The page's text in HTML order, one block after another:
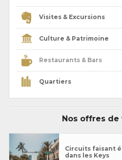
Visites & Excursions
Culture & Patrimoine
Restaurants & Bars
Quartiers
Nos offres de
Circuits faisant
dans les Keys